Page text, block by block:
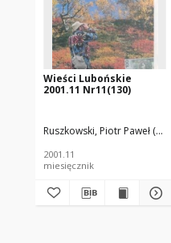
Wieści Lubońskie
2001.11 Nr11(130)
Ruszkowski, Piotr Paweł (red.)
2001.11
miesięcznik